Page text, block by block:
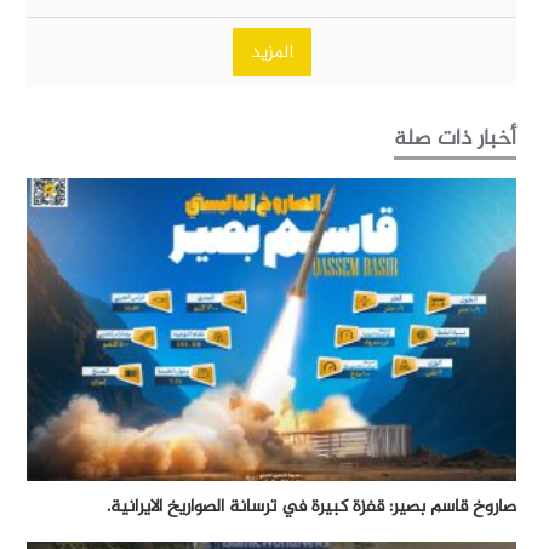
المزيد
أخبار ذات صلة
صاروخ قاسم بصير: قفزة كبيرة في ترسانة الصواريخ الايرانية.